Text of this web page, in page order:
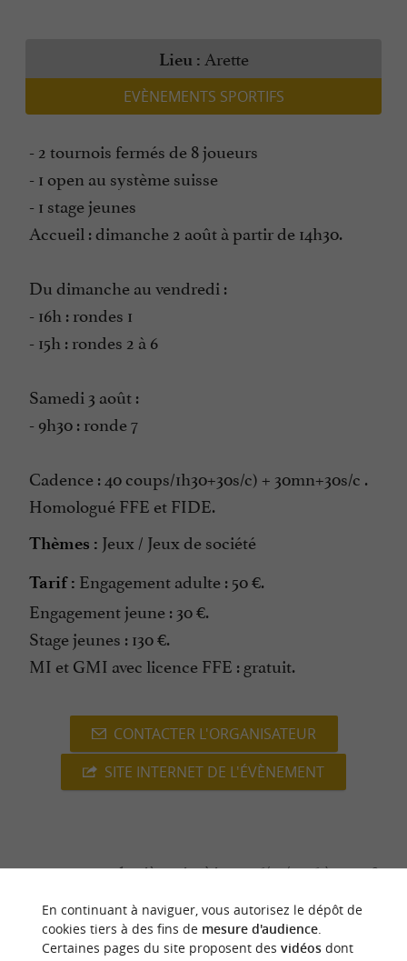
Lieu : Arette
EVÈNEMENTS SPORTIFS
- 2 tournois fermés de 8 joueurs
- 1 open au système suisse
- 1 stage jeunes
Accueil : dimanche 2 août à partir de 14h30.
Du dimanche au vendredi :
- 16h : rondes 1
- 15h : rondes 2 à 6
Samedi 3 août :
- 9h30 : ronde 7
Cadence : 40 coups/1h30+30s/c) + 30mn+30s/c .
Homologué FFE et FIDE.
Thèmes : Jeux / Jeux de société
Tarif : Engagement adulte : 50 €.
Engagement jeune : 30 €.
Stage jeunes : 130 €.
MI et GMI avec licence FFE : gratuit.
CONTACTER L'ORGANISATEUR
SITE INTERNET DE L'ÉVÈNEMENT
dernière mise à jour :26/04/2026 à 07:11:38
Source :Sirtaqui-Crédit photo :OTHB -CC BY-NC-
En continuant à naviguer, vous autorisez le dépôt de
cookies tiers à des fins de mesure d'audience.
Certaines pages du site proposent des vidéosdont